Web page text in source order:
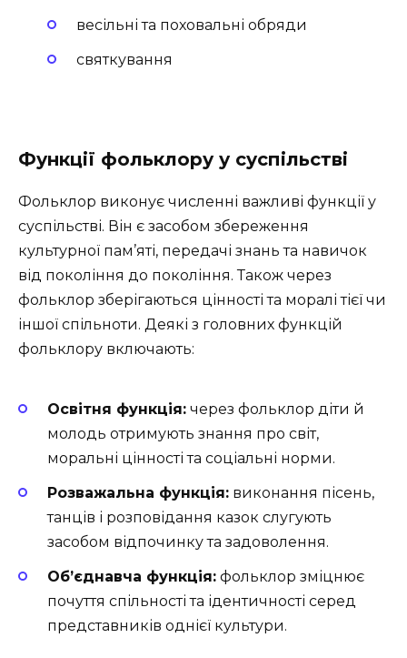
весільні та поховальні обряди
святкування
Функції фольклору у суспільстві
Фольклор виконує численні важливі функції у
суспільстві. Він є засобом збереження
культурної пам’яті, передачі знань та навичок
від покоління до покоління. Також через
фольклор зберігаються цінності та моралі тієї чи
іншої спільноти. Деякі з головних функцій
фольклору включають:
Освітня функція: через фольклор діти й
молодь отримують знання про світ,
моральні цінності та соціальні норми.
Розважальна функція: виконання пісень,
танців і розповідання казок слугують
засобом відпочинку та задоволення.
Об’єднавча функція: фольклор зміцнює
почуття спільності та ідентичності серед
представників однієї культури.